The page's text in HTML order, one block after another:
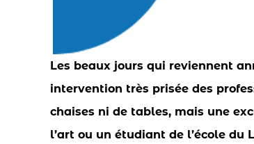
Les beaux jours qui reviennent
intervention très prisée des
chaises ni de tables, mais une
l’art ou un étudiant de l’école du